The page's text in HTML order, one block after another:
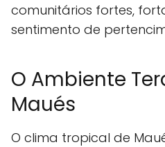
comunitários fortes,
sentimento de
O Ambiente
Maués
O clima tropical de